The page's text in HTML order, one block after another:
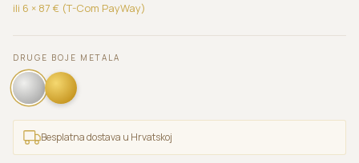
ili 6 × 87 € (T-Com PayWay)
DRUGE BOJE METALA
Besplatna dostava u Hrvatskoj